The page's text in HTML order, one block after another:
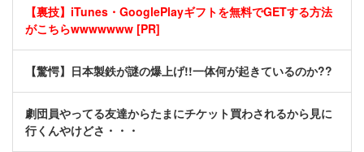
【裏技】iTunes・GooglePlayギフトを無料でGETする方法
がこちらwwwwwww [PR]
【驚愕】日本製鉄が謎の爆上げ!!一体何が起きているのか??
劇団員やってる友達からたまにチケット買わされるから見に
行くんやけどさ・・・